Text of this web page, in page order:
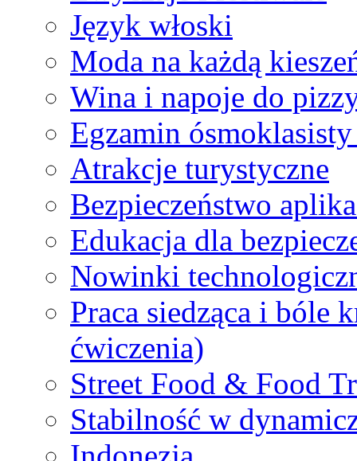
Język włoski
Moda na każdą
Wina i napoje do
Egzamin
Atrakcje turystyczne
Bezpieczeństwo
Edukacja dla
Nowinki
Praca siedząca i bóle
ćwiczenia)
Street Food & Food
Stabilność w